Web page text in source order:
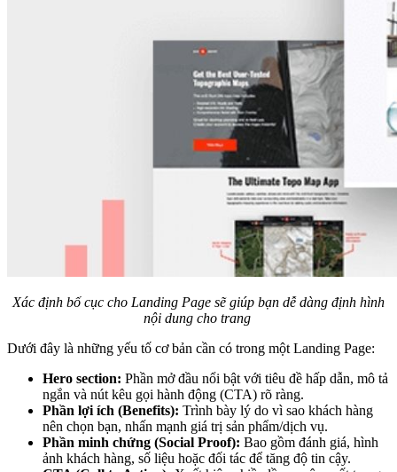
Xác định bố cục cho Landing Page sẽ giúp bạn dễ dàng định hình
nội dung cho trang
Dưới đây là những yếu tố cơ bản cần có trong một Landing Page:
Hero section: Phần mở đầu nổi bật với tiêu đề hấp dẫn, mô tả
ngắn và nút kêu gọi hành động (CTA) rõ ràng.
Phần lợi ích (Benefits): Trình bày lý do vì sao khách hàng
nên chọn bạn, nhấn mạnh giá trị sản phẩm/dịch vụ.
Phần minh chứng (Social Proof): Bao gồm đánh giá, hình
ảnh khách hàng, số liệu hoặc đối tác để tăng độ tin cậy.